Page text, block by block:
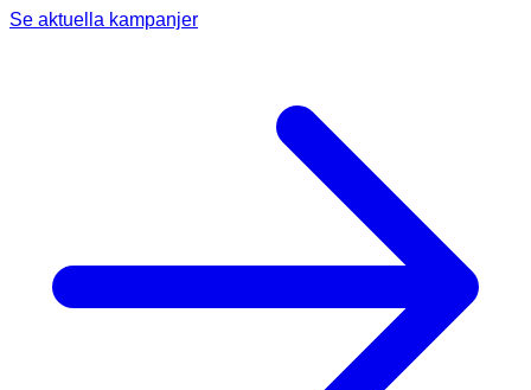
Se aktuella kampanjer